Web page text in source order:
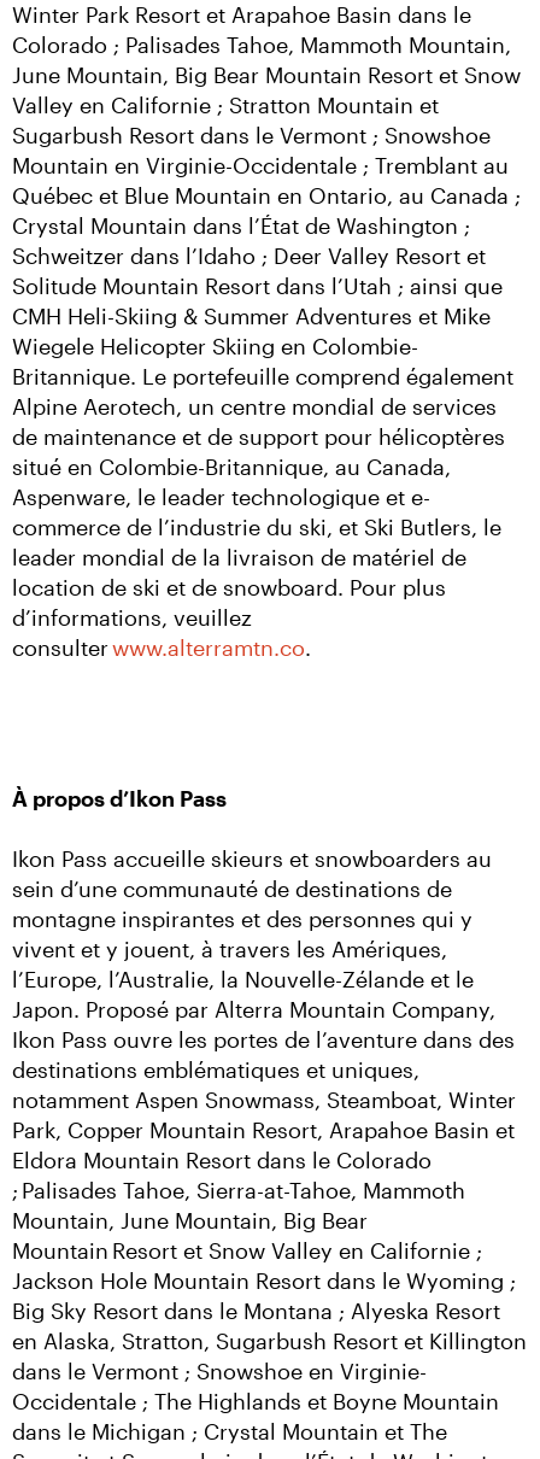
Winter Park Resort et Arapahoe Basin dans le
Colorado ; Palisades Tahoe, Mammoth Mountain,
June Mountain, Big Bear Mountain Resort et Snow
Valley en Californie ; Stratton Mountain et
Sugarbush Resort dans le Vermont ; Snowshoe
Mountain en Virginie-Occidentale ; Tremblant au
Québec et Blue Mountain en Ontario, au Canada ;
Crystal Mountain dans l’État de Washington ;
Schweitzer dans l’Idaho ; Deer Valley Resort et
Solitude Mountain Resort dans l’Utah ; ainsi que
CMH Heli-Skiing & Summer Adventures et Mike
Wiegele Helicopter Skiing en Colombie-
Britannique. Le portefeuille comprend également
Alpine Aerotech, un centre mondial de services
de maintenance et de support pour hélicoptères
situé en Colombie-Britannique, au Canada,
Aspenware, le leader technologique et e-
commerce de l’industrie du ski, et Ski Butlers, le
leader mondial de la livraison de matériel de
location de ski et de snowboard. Pour plus
d’informations, veuillez
consulter www.alterramtn.co
À propos d’Ikon Pass
Ikon Pass accueille skieurs et snowboarders au
sein d’une communauté de destinations de
montagne inspirantes et des personnes qui y
vivent et y jouent, à travers les Amériques,
l’Europe, l’Australie, la Nouvelle-Zélande et le
Japon. Proposé par Alterra Mountain Company,
Ikon Pass ouvre les portes de l’aventure dans des
destinations emblématiques et uniques,
notamment Aspen Snowmass, Steamboat, Winter
Park, Copper Mountain Resort, Arapahoe Basin et
Eldora Mountain Resort dans le Colorado
; Palisades Tahoe, Sierra-at-Tahoe, Mammoth
Mountain, June Mountain, Big Bear
Mountain Resort et Snow Valley en Californie ;
Jackson Hole Mountain Resort dans le Wyoming ;
Big Sky Resort dans le Montana ; Alyeska Resort
en Alaska, Stratton, Sugarbush Resort et Killington
dans le Vermont ; Snowshoe en Virginie-
Occidentale ; The Highlands et Boyne Mountain
dans le Michigan ; Crystal Mountain et The